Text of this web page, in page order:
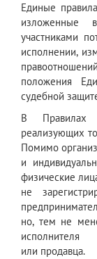
Единые
изложенные
участниками
исполнении,
положения
судебной
В Правилах
реализующих
Помимо
и
физические
не
но, тем не
исполнителя
или продавца.